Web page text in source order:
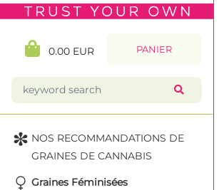
0.00 EUR PANIER
NOS RECOMMANDATIONS DE
GRAINES DE CANNABIS
Graines Féminisées